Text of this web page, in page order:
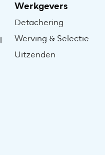
Werkgevers
Detachering
Werving & Selectie
Uitzenden